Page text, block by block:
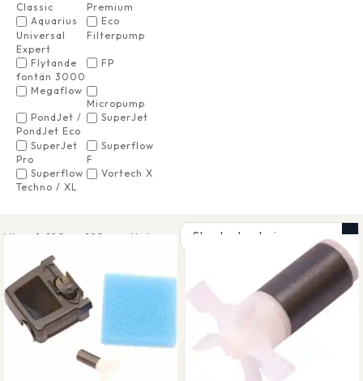
Classic
Premium
Aquarius
Universal
Expert
Eco
Filterpump
Flytande
fontän 3000
FP
Megaflow
Micropump
PondJet /
PondJet Eco
SuperJet
SuperJet
Pro
Superflow
F
Superflow
Techno / XL
Vortech X
Visar 1–120 av 192 resultat